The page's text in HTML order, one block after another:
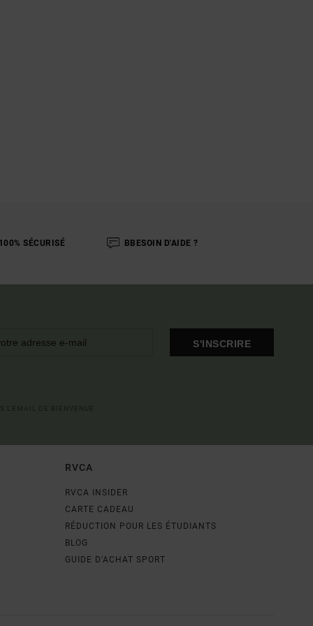
SÉCURISÉ BBESOIN D'AIDE ?
S'INSCRIRE
RVCA
RVCA INSIDER
CARTE CADEAU
RÉDUCTION POUR LES ÉTUDIANTS
BLOG
GUIDE D'ACHAT SPORT